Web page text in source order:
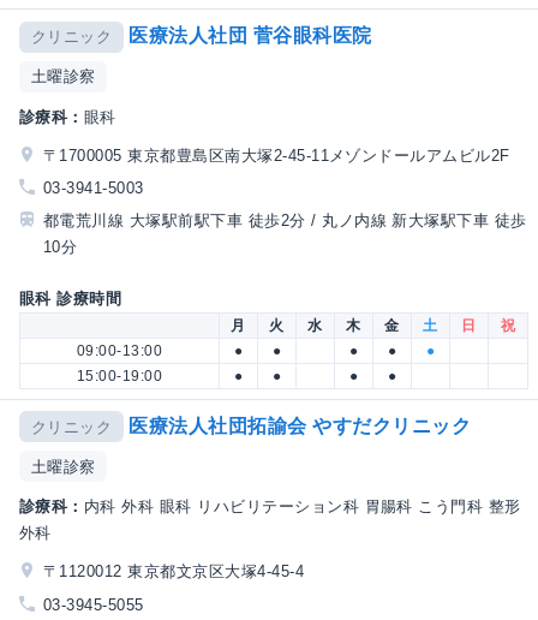
クリニック 医療法人社団 菅谷眼科医院
土曜診察
診療科： 眼科
〒1700005 東京都豊島区南大塚2-45-11メゾンドールアムビル2F
03-3941-5003
都電荒川線 大塚駅前駅下車 徒歩2分 / 丸ノ内線 新大塚駅下車 徒歩
10分
眼科 診療時間
月 火 水 木 金 土 日
祝
09:00-13:00
● ● ● ●
●
15:00-19:00
● ● ● ●
クリニック 医療法人社団拓諭会 やすだクリニック
土曜診察
診療科： 内科 外科 眼科 リハビリテーション科 胃腸科 こう門科 整形
外科
〒1120012 東京都文京区大塚4-45-4
03-3945-5055